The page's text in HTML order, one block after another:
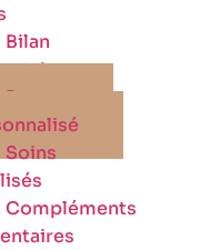
Bilan
Programme
Soins
Compléments